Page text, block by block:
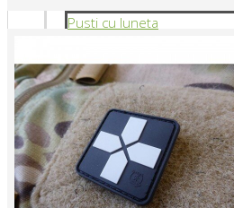
Pusti cu luneta
SNIPERE ELECTRICE
SNIPERE GAZ/CO2